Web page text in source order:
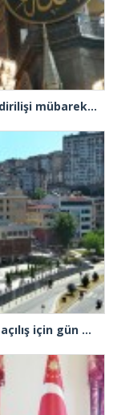
Cumhurbaşkanı Erdoğan: “Ayasofya’nın dirilişi mübarek olsun”
Kağıthane’de Ayazma Camii ve Külliyesi açılış için gün sayıyor